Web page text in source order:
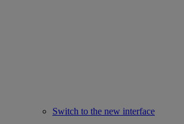
Switch to the new interface